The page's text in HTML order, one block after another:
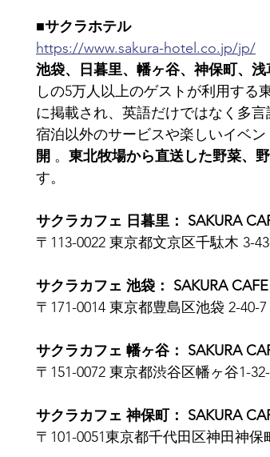
■サクラホテル
https://www.sakura-hotel.co.jp/jp/
池袋、日暮里、幡ヶ谷、神保町、
しの5万人以上のゲストが利用する
に掲載され、英語だけではなく多
宿泊以外のサービスや楽しいイベン
開 。 東北牧場から直送した野菜、
す。
サクラカフェ 日暮里： SAKURA
〒113-0022 東京都文京区千駄木 3-
サクラカフェ 池袋： SAKURA
〒171-0014 東京都豊島区池袋 2-40-7
サクラカフェ 幡ヶ谷： SAKURA
〒151-0072 東京都渋谷区幡ヶ谷1-
サクラカフェ 神保町： SAKURA
〒101-0051東京都千代田区神田神保